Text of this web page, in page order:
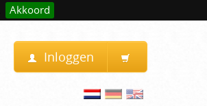
Akkoord
Inloggen